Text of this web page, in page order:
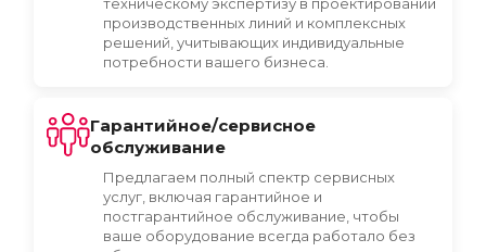
производственных линий и комплексных
решений, учитывающих индивидуальные
потребности вашего бизнеса.
Гарантийное/сервисное
обслуживание
Предлагаем полный спектр сервисных
услуг, включая гарантийное и
постгарантийное обслуживание, чтобы
ваше оборудование всегда работало без